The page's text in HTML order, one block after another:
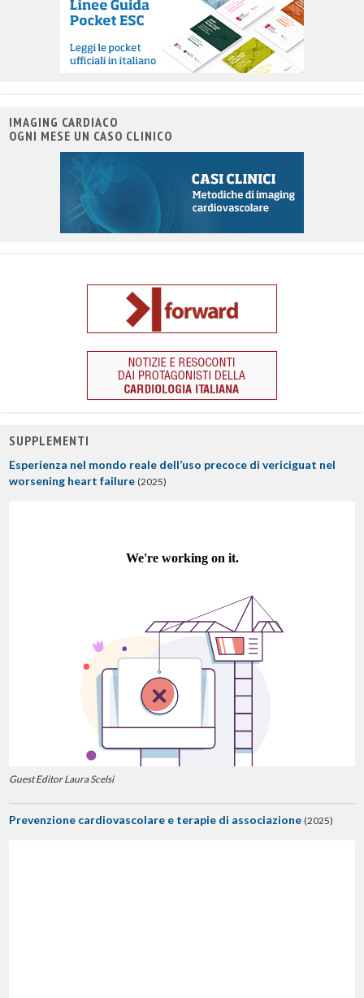
IMAGING CARDIACO
OGNI MESE UN CASO CLINICO
SUPPLEMENTI
Esperienza nel mondo reale dell’uso precoce di vericiguat nel
worsening heart failure (2025)
Guest Editor Laura Scelsi
Prevenzione cardiovascolare e terapie di associazione (2025)